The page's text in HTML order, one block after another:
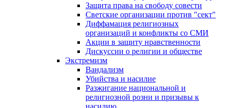
Защита права на свободу совести
Светские организации против "сект"
Диффамация религиозных
организаций и конфликты со СМИ
Акции в защиту нравственности
Дискуссии о религии и обществе
Экстремизм
Вандализм
Убийства и насилие
Разжигание национальной и
религиозной розни и призывы к
насилию